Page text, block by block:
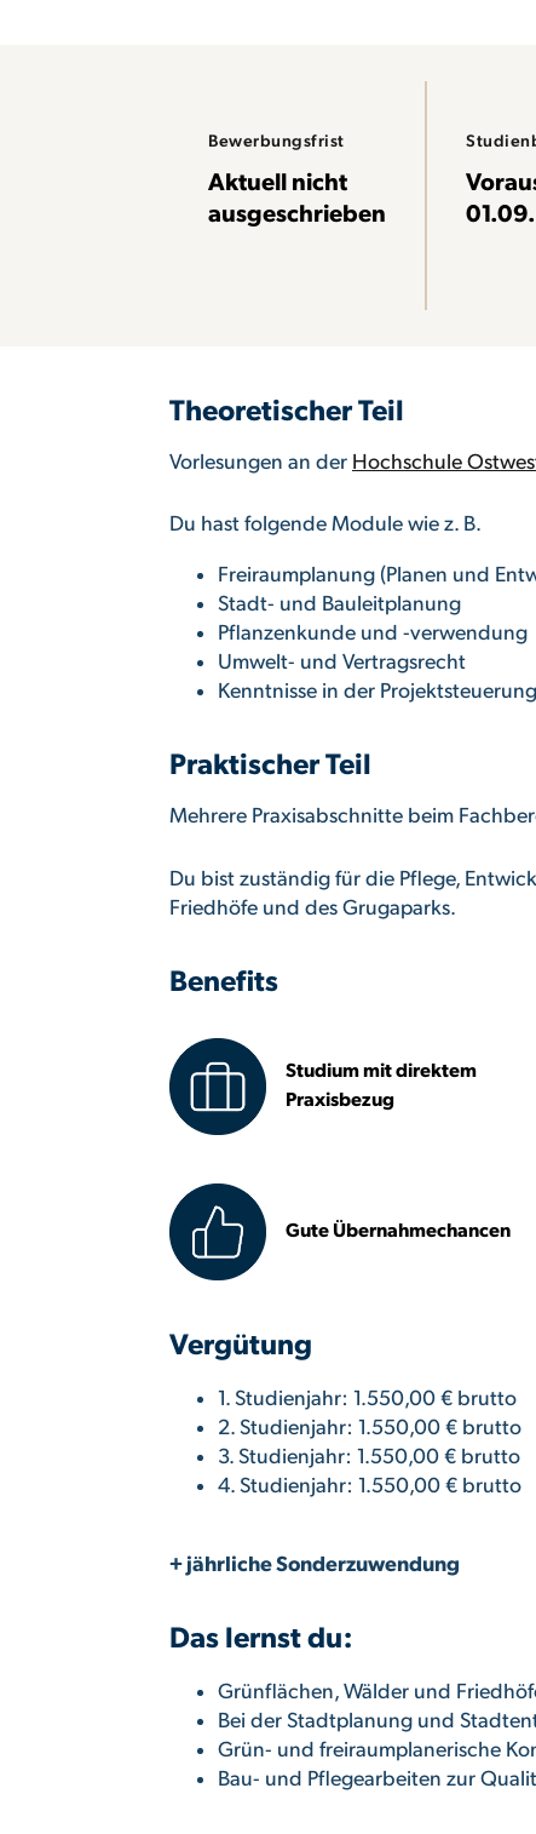
Bewerbungsfrist
Aktuell nicht
ausgeschrieben
Theoretischer Teil
Vorlesungen an der Hochschule
Du hast folgende Module wie z. B.
Freiraumplanung (Planen und
Stadt- und Bauleitplanung
Pflanzenkunde und -verwendung
Umwelt- und Vertragsrecht
Kenntnisse in der Projektsteuerung
Praktischer Teil
Mehrere Praxisabschnitte beim
Du bist zuständig für die Pflege,
Friedhöfe und des Grugaparks.
Benefits
Studium mit direktem
Praxisbezug
Gute Übernahmechancen
Vergütung
1. Studienjahr: 1.550,00 € brutto
2. Studienjahr: 1.550,00 € brutto
3. Studienjahr: 1.550,00 € brutto
4. Studienjahr: 1.550,00 € brutto
+ jährliche Sonderzuwendung
Das lernst du:
Grünflächen, Wälder und
Bei der Stadtplanung und
Grün- und freiraumplanerische
Bau- und Pflegearbeiten zur